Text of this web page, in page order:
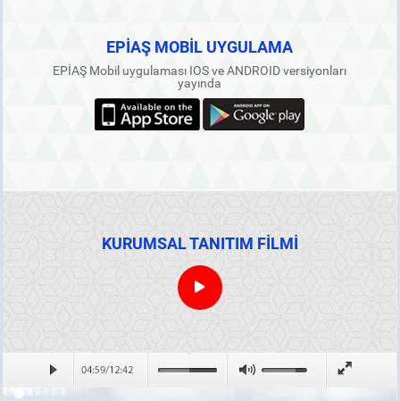
EPİAŞ MOBİL UYGULAMA
EPİAŞ Mobil uygulaması IOS ve ANDROID versiyonları
yayında
KURUMSAL TANITIM FİLMİ